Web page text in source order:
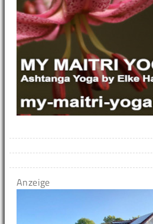
Anzeige